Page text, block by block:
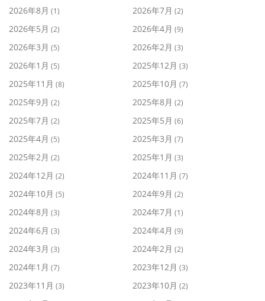
2026年8月 (1) 2026年7月 (2)
2026年5月 (2) 2026年4月 (9)
2026年3月 (5) 2026年2月 (3)
2026年1月 (5) 2025年12月 (3)
2025年11月 (8) 2025年10月 (7)
2025年9月 (2) 2025年8月 (2)
2025年7月 (2) 2025年5月 (6)
2025年4月 (5) 2025年3月 (7)
2025年2月 (2) 2025年1月 (3)
2024年12月 (2) 2024年11月 (7)
2024年10月 (5) 2024年9月 (2)
2024年8月 (3) 2024年7月 (1)
2024年6月 (3) 2024年4月 (9)
2024年3月 (3) 2024年2月 (2)
2024年1月 (7) 2023年12月 (3)
2023年11月 (3) 2023年10月 (2)